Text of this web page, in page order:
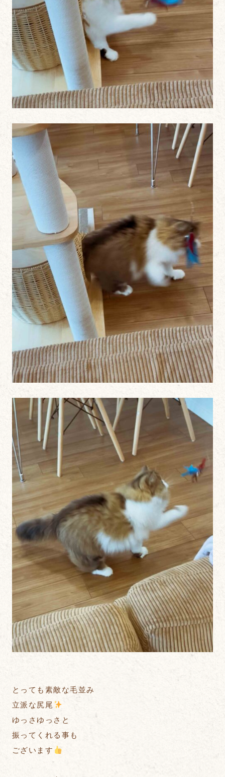
とっても素敵な毛並み
立派な尻尾
ゆっさゆっさと
振ってくれる事も
ございます